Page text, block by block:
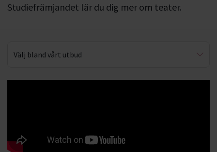
Studiefrämjandet lär du dig mer om teater.
Välj bland vårt utbud